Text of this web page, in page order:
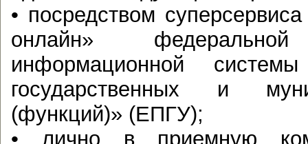
• посредством
онлайн» федеральной
информационной
государственных и
(функций)» (ЕПГУ);
• лично в приемную